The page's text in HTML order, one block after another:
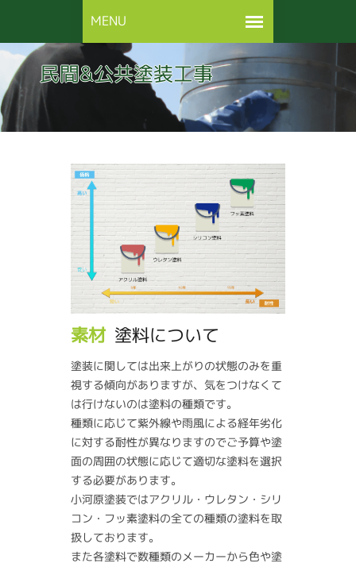
民間&公共塗装工事
素材 塗料について
塗装に関しては出来上がりの状態のみを重
視する傾向がありますが、気をつけなくて
は行けないのは塗料の種類です。
種類に応じて紫外線や雨風による経年劣化
に対する耐性が異なりますのでご予算や塗
面の周囲の状態に応じて適切な塗料を選択
する必要があります。
小河原塗装ではアクリル・ウレタン・シリ
コン・フッ素塗料の全ての種類の塗料を取
扱しております。
また各塗料で数種類のメーカーから色や塗